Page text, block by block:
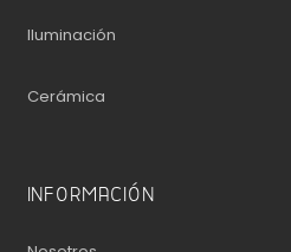
Iluminación
Cerámica
INFORMACIÓN